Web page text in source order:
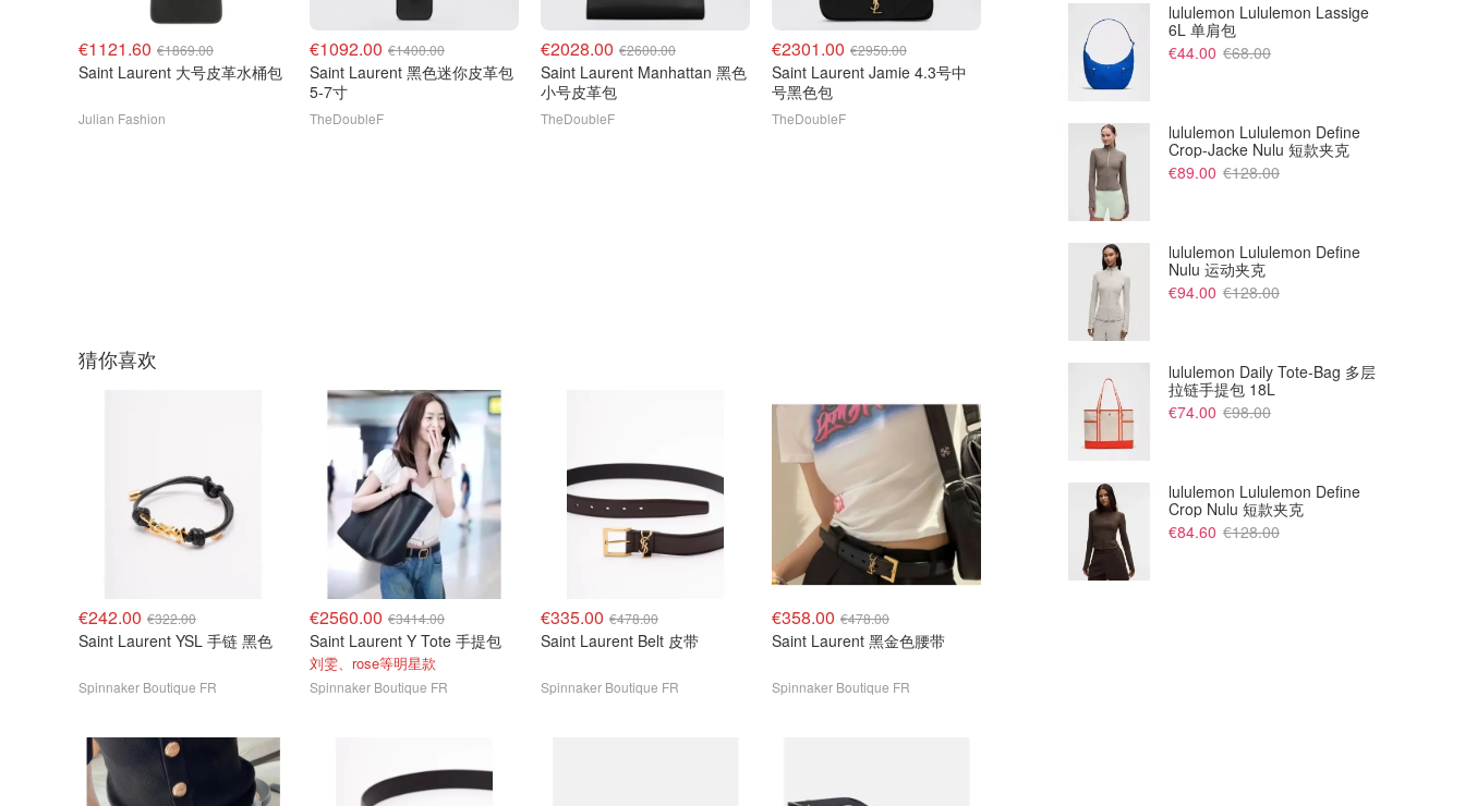
€1121.60 €1869.00
Saint Laurent 大号皮革水桶包
Julian Fashion
€1092.00 €1400.00
Saint Laurent 黑色迷你皮革包
5-7寸
TheDoubleF
€2028.00 €2600.00
Saint Laurent Manhattan 黑色
小号皮革包
TheDoubleF
€2301.00 €2950.00
Saint Laurent Jamie 4.3号中
号黑色包
TheDoubleF
€2600.00
Saint Laurent Manhattan 黑色
€1404.00
猜你喜欢
€242.00 €322.00
Saint Laurent YSL 手链 黑色
Spinnaker Boutique FR
€2560.00 €3414.00
Saint Laurent Y Tote 手提包
刘雯、rose等明星款
Spinnaker Boutique FR
€335.00 €478.00
Saint Laurent Belt 皮带
Spinnaker Boutique FR
€358.00 €478.00
Saint Laurent 黑金色腰带
Spinnaker Boutique FR
lululemon Lululemon Lassige
6L 单肩包
€44.00 €68.00
lululemon Lululemon Define
Crop-Jacke Nulu 短款夹克
€89.00 €128.00
lululemon Lululemon Define
Nulu 运动夹克
€94.00 €128.00
lululemon Daily Tote-Bag 多层
拉链手提包 18L
€74.00 €98.00
lululemon Lululemon Define
Crop Nulu 短款夹克
€84.60 €128.00